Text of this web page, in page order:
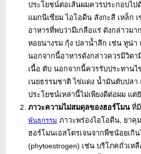
ประโยชน์ต่อเส้นผมควรประกอบไป
แมกนีเซียม ไอโอดีน สังกะสี เหล็ก
อาหารที่พบว่ามีเกลือแร่ ดังกล่าวมา
หอยนางรม กุ้ง ปลาน้ำลึก เช่น ทูน่
นอกจากนี้อาหารดังกล่าวควรมีวิตา
เนื้อ ตับ นอกจากนี้ควรรับประทานไ
เนยธรรมชาติ ไข่แดง น้ำมันตับปลา
ประโยชน์เหล่านี้ไม่เพียงดีต่อผม แ
ภาวะความไม่สมดุลของฮอร์โมน ที่
พันธุกรรม ภาวะพร่องไอโอดีน, ยาคุ
ฮอร์โมนเอสโตรเจนจากพืชน้อยเกิ
(phytoestrogen) เช่น บริโภคถั่วเห